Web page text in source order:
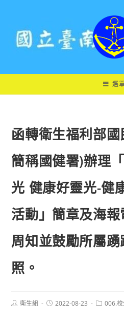
選
函轉衛生福利部
簡稱國健署)辦理
光 健康好靈光-健
活動」簡章及海
周知並鼓勵所屬
照。
Post衛生組
Post2022-08-23
Post006.